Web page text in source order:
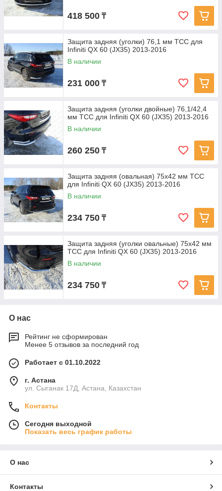
418 500 ₸
Защита задняя (уголки) 76,1 мм ТСС для
Infiniti QX 60 (JX35) 2013-2016
В наличии
231 000 ₸
Защита задняя (уголки двойные) 76,1/42,4
мм ТСС для Infiniti QX 60 (JX35) 2013-2016
В наличии
260 250 ₸
Защита задняя (овальная) 75х42 мм ТСС
для Infiniti QX 60 (JX35) 2013-2016
В наличии
234 750 ₸
Защита задняя (уголки овальные) 75х42 мм
ТСС для Infiniti QX 60 (JX35) 2013-2016
В наличии
234 750 ₸
О нас
Рейтинг не сформирован
Менее 5 отзывов за последний год
Работает с 01.10.2022
г. Астана
ул. Сыганак 17Д, Астана, Казахстан
Контакты
Сегодня выходной
Показать весь график работы
О нас
Контакты